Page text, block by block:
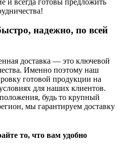
надежно, по всей
доставка — это ключевой
Именно поэтому наш
готовой продукции на
для наших клиентов.
будь то крупный
мы гарантируем доставку
то, что вам удобно